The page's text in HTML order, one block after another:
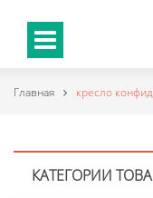
Главная кресло
КАТЕГОРИИ